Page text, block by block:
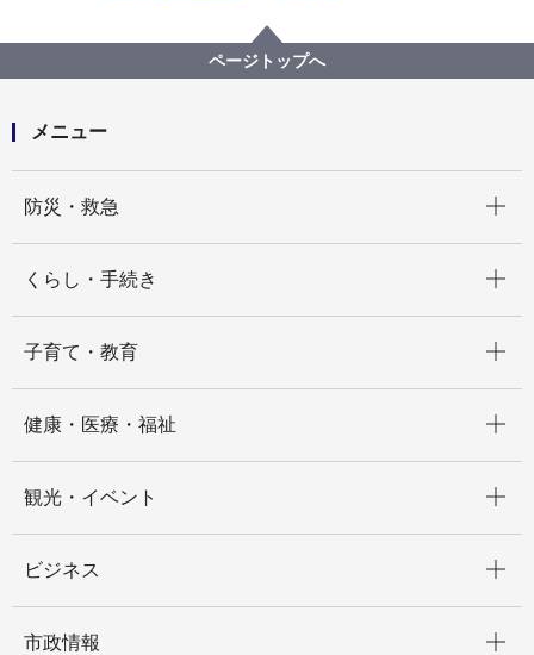
BioJapan2025「横浜・川崎パビリオン」を出展します
ページトップへ
メニュー
防災・救急
くらし・手続き
子育て・教育
健康・医療・福祉
観光・イベント
ビジネス
市政情報